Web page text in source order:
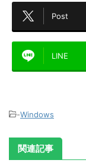
Post
LINE
-Windows
関連記事